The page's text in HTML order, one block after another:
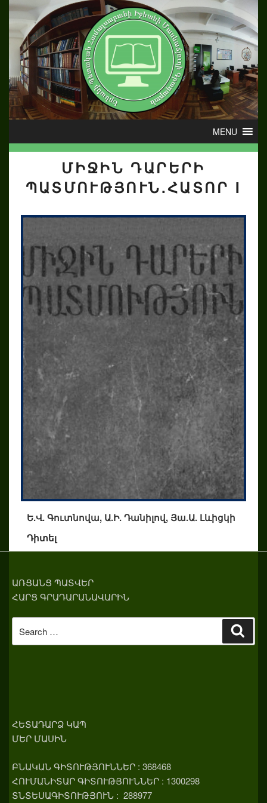
ՄԻՋԻՆ ԴԱՐԵՐԻ
ՊԱՏՄՈՒԹՅՈՒՆ.ՀԱՏՈՐ I
Ե.Վ. Գուտնովա, Ա.Ի. Դանիլով, Յա.Ա. Լևիցկի
Դիտել
ԱՌՑԱՆՑ ՊԱՏՎԵՐ
ՀԱՐՑ ԳՐԱԴԱՐԱՆԱՎԱՐԻՆ
for:
ՀԵՏԱԴԱՐՁ ԿԱՊ
ՄԵՐ ՄԱՍԻՆ
ԲՆԱԿԱՆ ԳԻՏՈՒԹՅՈՒՆՆԵՐ : 368468
ՀՈՒՄԱՆԻՏԱՐ ԳԻՏՈՒԹՅՈՒՆՆԵՐ : 1300298
ՏՆՏԵՍԱԳԻՏՈՒԹՅՈՒՆ : 288977